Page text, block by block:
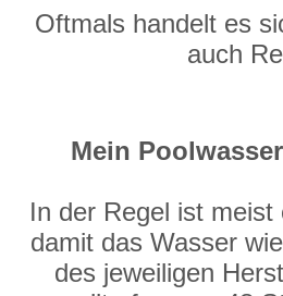
Oftmals handelt es
auch
Mein
In der Regel ist
damit das Wasser
des jeweiligen